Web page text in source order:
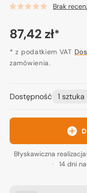
Brak
Cena
regularna
87,42 zł*
* z podatkiem VAT
zamówienia.
Dostępność 1 sztuka
Błyskawiczna realizacja
14 dni